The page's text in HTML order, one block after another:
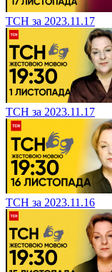
ТСН за 2023.11.17
ТСН за 2023.11.17
ТСН за 2023.11.16